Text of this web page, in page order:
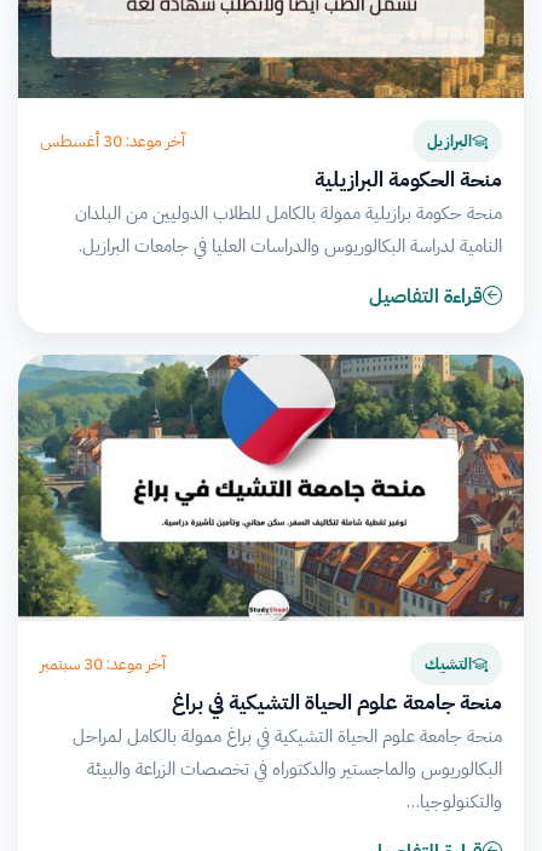
البرازيل آخر موعد: 30 أغسطس
منحة الحكومة البرازيلية
منحة حكومة برازيلية ممولة بالكامل للطلاب الدوليين من البلدان
النامية لدراسة البكالوريوس والدراسات العليا في جامعات البرازيل.
قراءة التفاصيل
التشيك آخر موعد: 30 سبتمبر
منحة جامعة علوم الحياة التشيكية في براغ
منحة جامعة علوم الحياة التشيكية في براغ ممولة بالكامل لمراحل
البكالوريوس والماجستير والدكتوراه في تخصصات الزراعة والبيئة
والتكنولوجيا…